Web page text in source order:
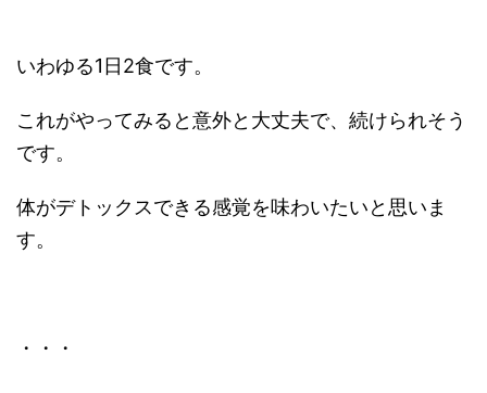
いわゆる1日2食です。
これがやってみると意外と大丈夫で、続けられそう
です。
体がデトックスできる感覚を味わいたいと思いま
す。
・・・